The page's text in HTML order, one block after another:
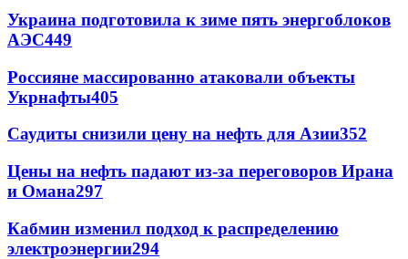
Украина подготовила к зиме пять энергоблоков
АЭС449
Россияне массированно атаковали объекты
Укрнафты405
Саудиты снизили цену на нефть для Азии352
Цены на нефть падают из-за переговоров Ирана
и Омана297
Кабмин изменил подход к распределению
электроэнергии294